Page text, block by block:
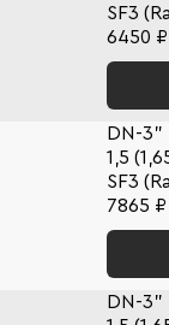
SF3
6450 ₽
DN-3"
1,5
SF3
7865 ₽
DN-3"